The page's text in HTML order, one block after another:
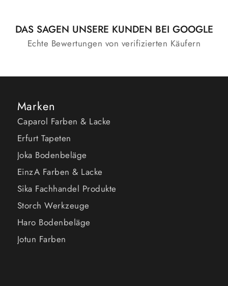
DAS SAGEN UNSERE KUNDEN BEI GOOGLE
Echte Bewertungen von verifizierten Käufern
Marken
Caparol Farben & Lacke
Erfurt Tapeten
Joka Bodenbeläge
EinzA Farben & Lacke
Sika Fachhandel Produkte
Storch Werkzeuge
Haro Bodenbeläge
Jotun Farben